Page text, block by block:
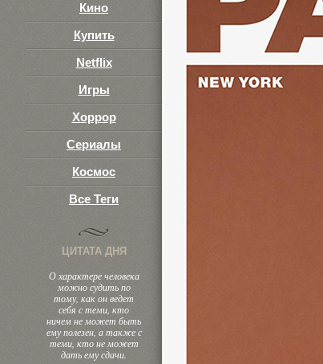
Кино
Купить
Netflix
Игры
Хоррор
Сериалы
Космос
Все Теги
ЦИТАТА ДНЯ
О характере человека
можно судить по
тому, как он ведет
себя с теми, кто
ничем не может быть
ему полезен, а также с
теми, кто не может
дать ему сдачи.